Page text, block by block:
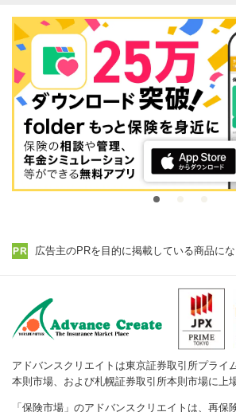
広告主のPRを目的に掲載している商品にな
アドバンスクリエイトは東京証券取引所プライ
本則市場、および札幌証券取引所本則市場に上
「保険市場」のアドバンスクリエイトは、再保